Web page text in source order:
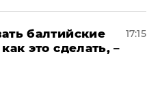
балтийские
это сделать, –
17:15